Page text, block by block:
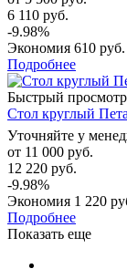
6 110 руб.
-9.98%
Экономия 610 руб.
Подробнее
Быстрый просмотр
Стол круглый
Уточняйте у
от 11 000 руб.
12 220 руб.
-9.98%
Экономия 1 220
Подробнее
Показать еще